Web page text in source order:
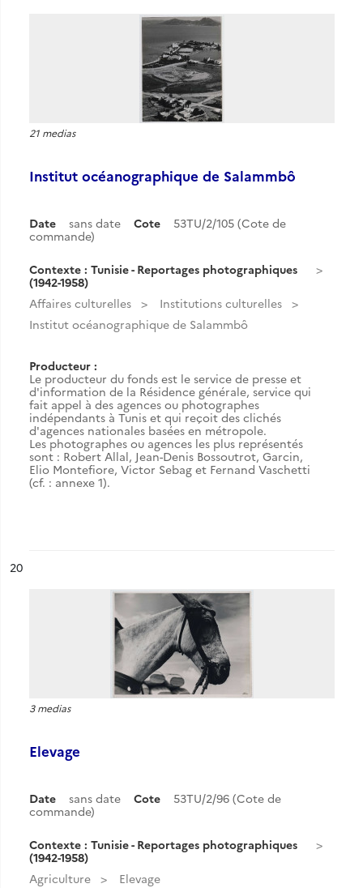
21 medias
Institut océanographique de Salammbô
Date sans date Cote
53TU/2/105 (Cote de
commande)
Contexte : Tunisie - Reportages photographiques
(1942-1958)
Affaires culturelles
Institutions culturelles
Institut océanographique de Salammbô
Producteur :
Le producteur du fonds est le service de presse et
d'information de la Résidence générale, service qui
fait appel à des agences ou photographes
indépendants à Tunis et qui reçoit des clichés
d'agences nationales basées en métropole.
Les photographes ou agences les plus représentés
sont : Robert Allal, Jean-Denis Bossoutrot, Garcin,
Elio Montefiore, Victor Sebag et Fernand Vaschetti
(cf. : annexe 1).
n°
20
3 medias
Elevage
Date sans date Cote
53TU/2/96 (Cote de
commande)
Contexte : Tunisie - Reportages photographiques
(1942-1958)
Agriculture
Elevage